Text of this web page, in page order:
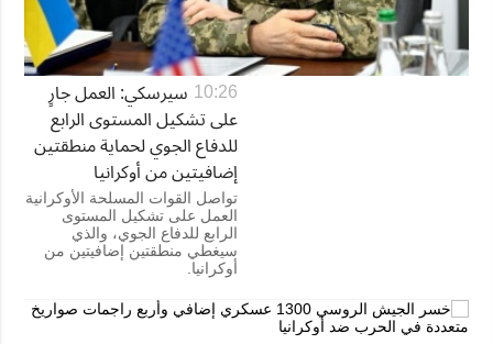
10:26 سيرسكي: العمل جارٍ
على تشكيل المستوى الرابع
للدفاع الجوي لحماية منطقتين
إضافيتين من أوكرانيا
تواصل القوات المسلحة الأوكرانية
العمل على تشكيل المستوى
الرابع للدفاع الجوي، والذي
سيغطي منطقتين إضافيتين من
أوكرانيا.